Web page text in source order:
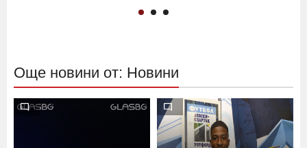
Още новини от: Новини